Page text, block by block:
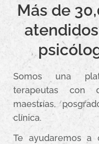
Más de
Somos una
terapeutas con
maestrías,
clínica.
Te ayudaremos a